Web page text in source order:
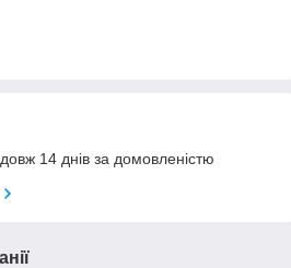
14 днів за домовленістю